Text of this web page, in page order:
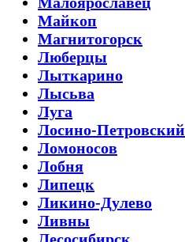
Майкоп
Магнитогорск
Люберцы
Лыткарино
Лысьва
Луга
Лосино-Петровский
Ломоносов
Лобня
Липецк
Ликино-Дулево
Ливны